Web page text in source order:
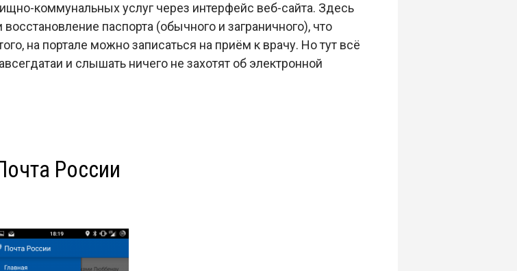
коммунальных услуг через интерфейс веб-сайта. Здесь
паспорта (обычного и заграничного), что
на портале можно записаться на приём к врачу. Но тут всё
и слышать ничего не захотят об электронной
России